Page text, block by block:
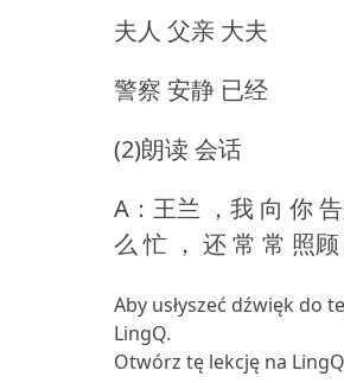
夫人 父亲 大夫
警察 安静 已经
(2)朗读 会话
A：王兰 ，我 向 你 告
么 忙 ， 还 常 常 照顾
Aby usłyszeć dźwięk do
LingQ.
Otwórz tę lekcję na LingQ